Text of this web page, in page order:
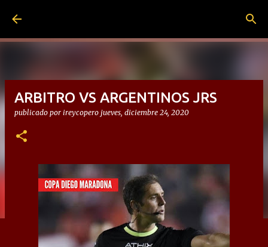
ARBITRO VS ARGENTINOS JRS
publicado por ireycopero jueves, diciembre 24, 2020